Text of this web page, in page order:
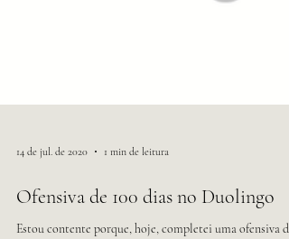
14 de jul. de 2020 1 min de leitura